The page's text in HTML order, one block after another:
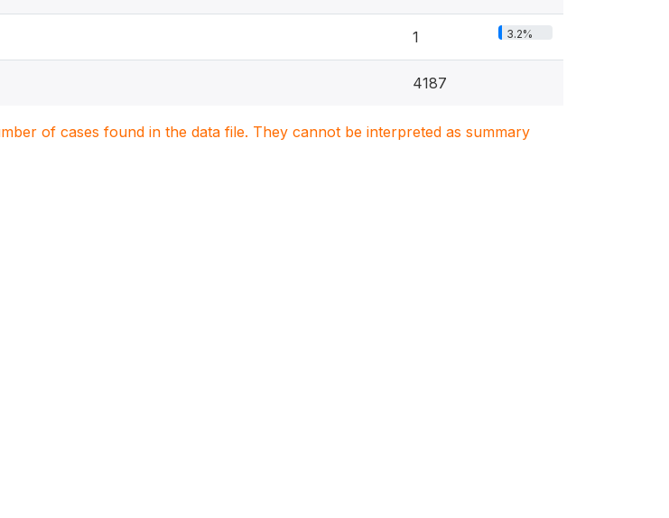
1 3.2%
4187
of cases found in the data file. They cannot be interpreted as summary